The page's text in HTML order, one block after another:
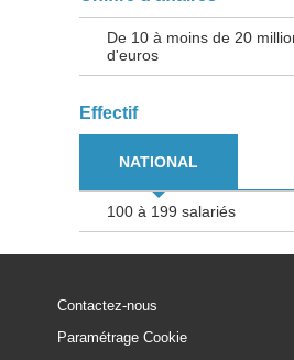
De 10 à moins de 20
d'euros
Effectif
NATIONAL
100 à 199 salariés
Contactez-nous
Paramétrage Cookie